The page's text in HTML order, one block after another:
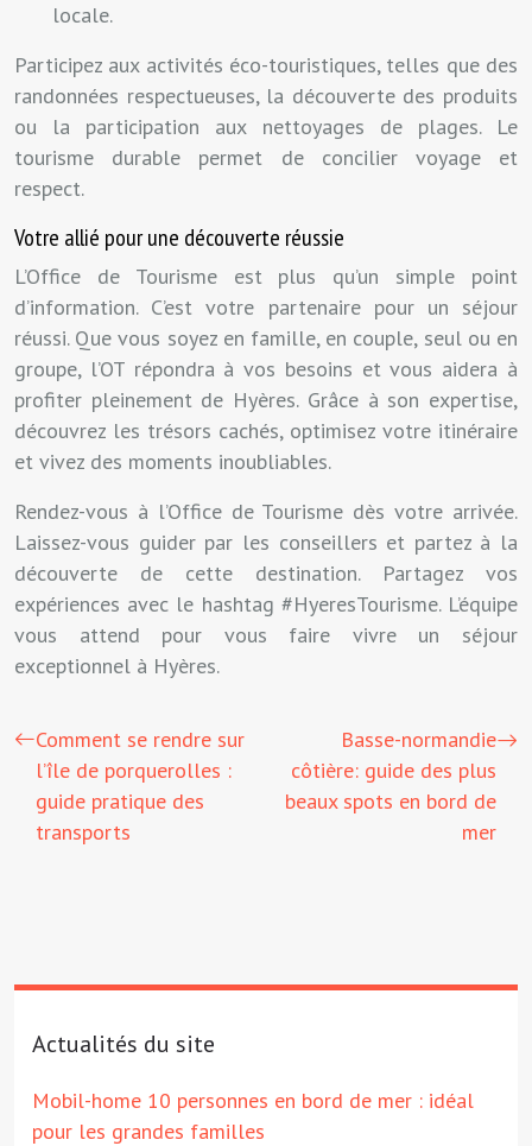
locale.
Participez aux activités éco-touristiques, telles que des
randonnées respectueuses, la découverte des produits
ou la participation aux nettoyages de plages. Le
tourisme durable permet de concilier voyage et
respect.
Votre allié pour une découverte réussie
L’Office de Tourisme est plus qu’un simple point
d’information. C’est votre partenaire pour un séjour
réussi. Que vous soyez en famille, en couple, seul ou en
groupe, l’OT répondra à vos besoins et vous aidera à
profiter pleinement de Hyères. Grâce à son expertise,
découvrez les trésors cachés, optimisez votre itinéraire
et vivez des moments inoubliables.
Rendez-vous à l’Office de Tourisme dès votre arrivée.
Laissez-vous guider par les conseillers et partez à la
découverte de cette destination. Partagez vos
expériences avec le hashtag #HyeresTourisme. L’équipe
vous attend pour vous faire vivre un séjour
exceptionnel à Hyères.
Comment se rendre sur
l’île de porquerolles :
guide pratique des
transports
Basse-normandie
côtière: guide des plus
beaux spots en bord de
mer
Actualités du site
Mobil-home 10 personnes en bord de mer : idéal
pour les grandes familles